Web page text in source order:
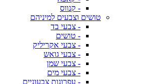
- קנווס
טושים וצבעים למיניהם
- צבעי בד
- טושים
- צבעי אקריליק
- צבעי גואש
- צבעי שמן
- צבעי מים
- עפרונות צבעוניים